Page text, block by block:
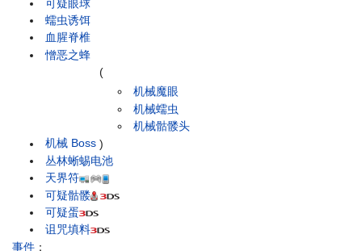
可疑眼球
蠕虫诱饵
血腥脊椎
憎恶之蜂
机械 Boss
(
机械魔眼
机械蠕虫
机械骷髅头
)
丛林蜥蜴电池
天界符
可疑骷髅
可疑蛋
诅咒填料
事件 ：